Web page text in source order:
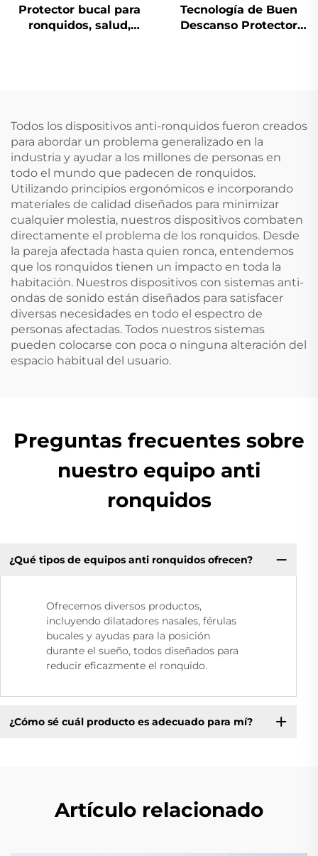
Protector bucal para
ronquidos, salud,
dispositivo anti-
ronquidos, cinta para
la boca
Tecnología de Buen
Descanso Protector
Todos los dispositivos anti-ronquidos fueron creados
para abordar un problema generalizado en la
industria y ayudar a los millones de personas en
todo el mundo que padecen de ronquidos.
Utilizando principios ergonómicos e incorporando
materiales de calidad diseñados para minimizar
cualquier molestia, nuestros dispositivos combaten
directamente el problema de los ronquidos. Desde
la pareja afectada hasta quien ronca, entendemos
que los ronquidos tienen un impacto en toda la
habitación. Nuestros dispositivos con sistemas anti-
ondas de sonido están diseñados para satisfacer
diversas necesidades en todo el espectro de
personas afectadas. Todos nuestros sistemas
pueden colocarse con poca o ninguna alteración del
espacio habitual del usuario.
Preguntas frecuentes sobre
nuestro equipo anti
ronquidos
¿Qué tipos de equipos anti ronquidos ofrecen?
Ofrecemos diversos productos,
incluyendo dilatadores nasales, férulas
bucales y ayudas para la posición
durante el sueño, todos diseñados para
reducir eficazmente el ronquido.
¿Cómo sé cuál producto es adecuado para mí?
Artículo relacionado